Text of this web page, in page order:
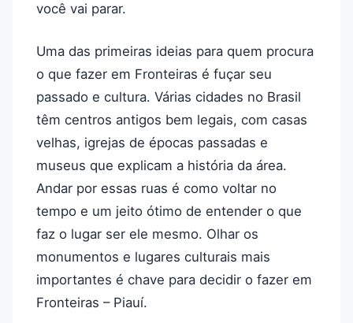
você vai parar.
Uma das primeiras ideias para quem procura
o que fazer em Fronteiras é fuçar seu
passado e cultura. Várias cidades no Brasil
têm centros antigos bem legais, com casas
velhas, igrejas de épocas passadas e
museus que explicam a história da área.
Andar por essas ruas é como voltar no
tempo e um jeito ótimo de entender o que
faz o lugar ser ele mesmo. Olhar os
monumentos e lugares culturais mais
importantes é chave para decidir o fazer em
Fronteiras – Piauí.